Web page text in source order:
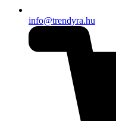
info@trendyra.hu